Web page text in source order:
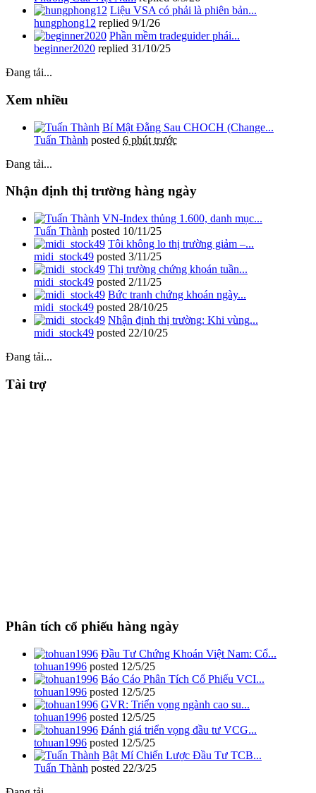
Liệu VSA có phải là phiên bản...
hungphong12 replied 9/1/26
Phần mềm tradeguider phái...
beginner2020 replied 31/10/25
Đang tải...
Xem nhiều
Bí Mật Đằng Sau CHOCH (Change...
Tuấn Thành posted 6 phút trước
Đang tải...
Nhận định thị trường hàng ngày
VN-Index thủng 1.600, danh mục...
Tuấn Thành posted 10/11/25
Tôi không lo thị trường giảm –...
midi_stock49 posted 3/11/25
Thị trường chứng khoán tuần...
midi_stock49 posted 2/11/25
Bức tranh chứng khoán ngày...
midi_stock49 posted 28/10/25
Nhận định thị trường: Khi vùng...
midi_stock49 posted 22/10/25
Đang tải...
Tài trợ
Phân tích cổ phiếu hàng ngày
Đầu Tư Chứng Khoán Việt Nam: Cổ...
tohuan1996 posted 12/5/25
Báo Cáo Phân Tích Cổ Phiếu VCI...
tohuan1996 posted 12/5/25
GVR: Triển vọng ngành cao su...
tohuan1996 posted 12/5/25
Đánh giá triển vọng đầu tư VCG...
tohuan1996 posted 12/5/25
Bật Mí Chiến Lược Đầu Tư TCB...
Tuấn Thành posted 22/3/25